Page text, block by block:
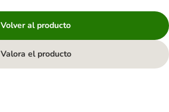
Volver al producto
Valora el producto